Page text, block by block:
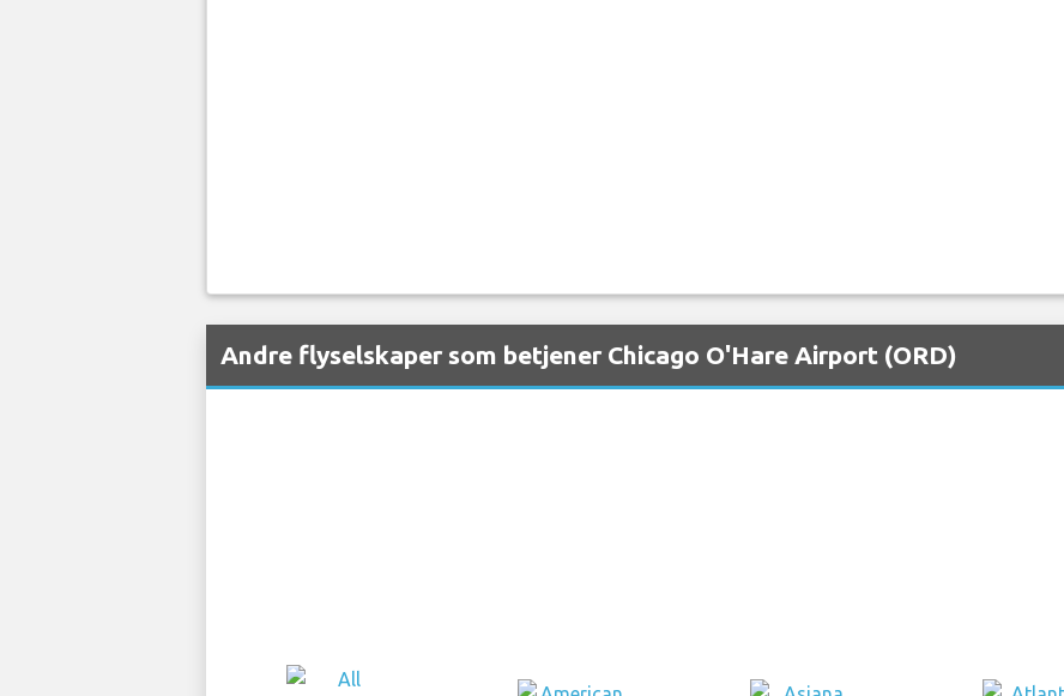
Andre flyselskaper som betjener Chicago O'Hare Airport (ORD)